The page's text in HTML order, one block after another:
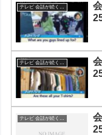
テレビ 会話が続く！リアル旅英語
テレビ 会話が続く！リアル旅英語